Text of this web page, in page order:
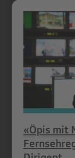
«Öpis mit